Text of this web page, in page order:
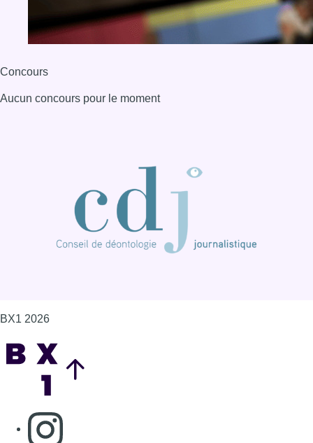
Concours
Aucun concours pour le moment
BX1 2026
Consulter page Instagram